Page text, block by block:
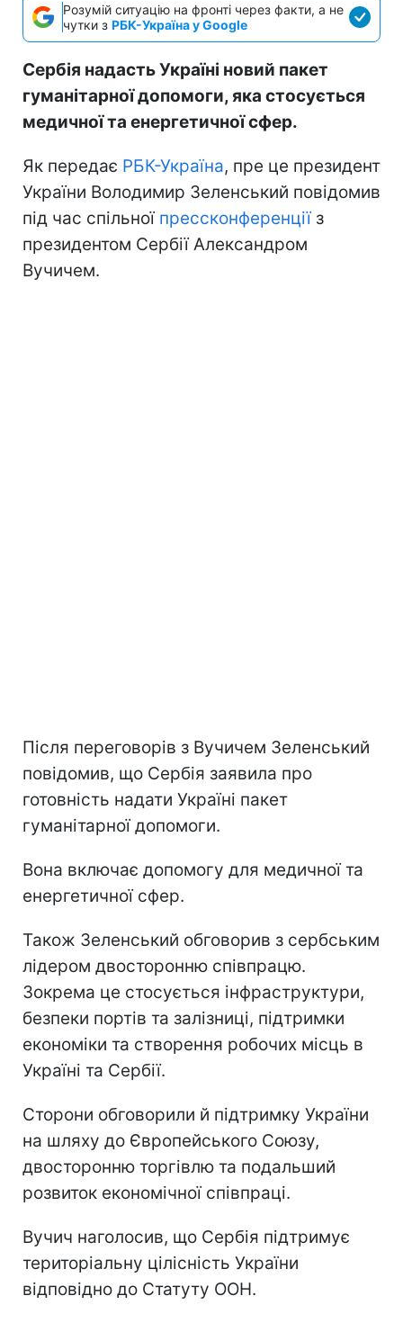
Розумій ситуацію на фронті через факти, а не
чутки з РБК-Україна у Google
Сербія надасть Україні новий пакет
гуманітарної допомоги, яка стосується
медичної та енергетичної сфер.
Як передає РБК-Україна, пре це президент
України Володимир Зеленський повідомив
під час спільної прессконференціїз
президентом Сербії Александром
Вучичем.
Після переговорів з Вучичем Зеленський
повідомив, що Сербія заявила про
готовність надати Україні пакет
гуманітарної допомоги.
Вона включає допомогу для медичної та
енергетичної сфер.
Також Зеленський обговорив з сербським
лідером двосторонню співпрацю.
Зокрема це стосується інфраструктури,
безпеки портів та залізниці, підтримки
економіки та створення робочих місць в
Україні та Сербії.
Сторони обговорили й підтримку України
на шляху до Європейського Союзу,
двосторонню торгівлю та подальший
розвиток економічної співпраці.
Вучич наголосив, що Сербія підтримує
територіальну цілісність України
відповідно до Статуту ООН.